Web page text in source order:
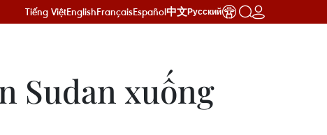
Tiếng ViệtEnglishFrançaisEspañol中文Русский
Sudan xuống